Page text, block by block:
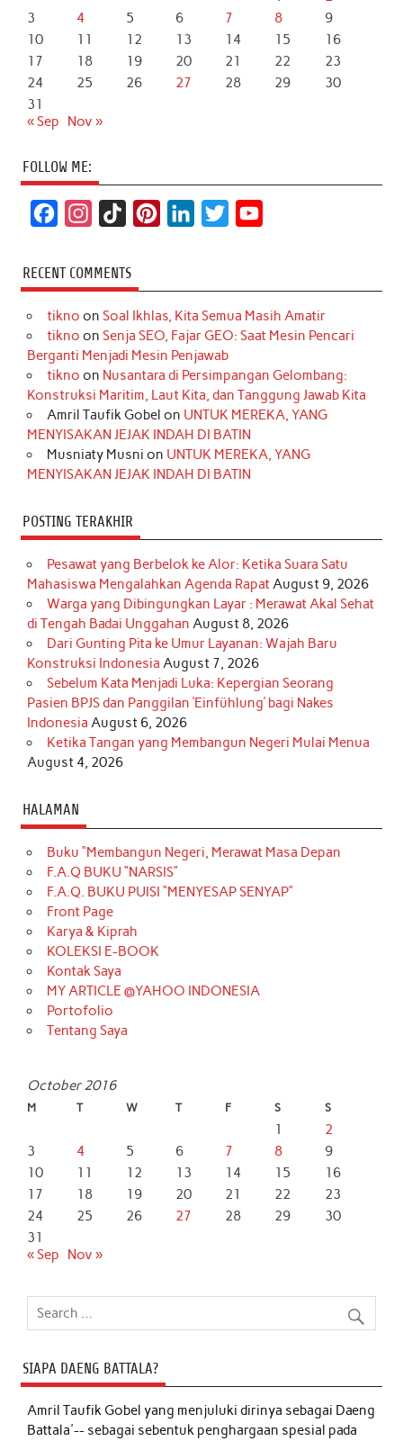
3
4 5 6 7 8
9
10
11 12 13 14 15
16
17
18 19 20 21 22
23
24
25 26 27 28 29
30
31
« Sep
Nov »
FOLLOW ME:
c
e
b
o
k
s
t
a
r
a
m
k
T
o
k
t
e
r
e
s
t
k
e
d
I
n
t
t
r
T
u
e
RECENT COMMENTS
tikno on Soal Ikhlas, Kita Semua Masih Amatir
tikno on Senja SEO, Fajar GEO: Saat Mesin Pencari
Berganti Menjadi Mesin Penjawab
tikno on Nusantara di Persimpangan Gelombang:
Konstruksi Maritim, Laut Kita, dan Tanggung Jawab Kita
Amril Taufik Gobel on UNTUK MEREKA, YANG
MENYISAKAN JEJAK INDAH DI BATIN
Musniaty Musni on UNTUK MEREKA, YANG
MENYISAKAN JEJAK INDAH DI BATIN
POSTING TERAKHIR
Pesawat yang Berbelok ke Alor: Ketika Suara Satu
Mahasiswa Mengalahkan Agenda RapatAugust 9, 2026
Warga yang Dibingungkan Layar : Merawat Akal Sehat
di Tengah Badai Unggahan August 8, 2026
Dari Gunting Pita ke Umur Layanan: Wajah Baru
Konstruksi Indonesia August 7, 2026
Sebelum Kata Menjadi Luka: Kepergian Seorang
Pasien BPJS dan Panggilan ‘Einfühlung’ bagi Nakes
Indonesia August 6, 2026
Ketika Tangan yang Membangun Negeri Mulai Menua
August 4, 2026
HALAMAN
Buku “Membangun Negeri, Merawat Masa Depan
F.A.Q BUKU “NARSIS”
F.A.Q. BUKU PUISI “MENYESAP SENYAP”
Front Page
Karya & Kiprah
KOLEKSI E-BOOK
Kontak Saya
MY ARTICLE @YAHOO INDONESIA
Portofolio
Tentang Saya
October 2016
M T W T F S S
1
2
3
4 5 6 7 8
9
10
11 12 13 14 15
16
17
18 19 20 21 22
23
24
25 26 27 28 29
30
31
« Sep
Nov »
SIAPA DAENG BATTALA?
Amril Taufik Gobelyang menjuluki dirinya sebagai Daeng
Battala'-- sebagai sebentuk penghargaan spesial pada